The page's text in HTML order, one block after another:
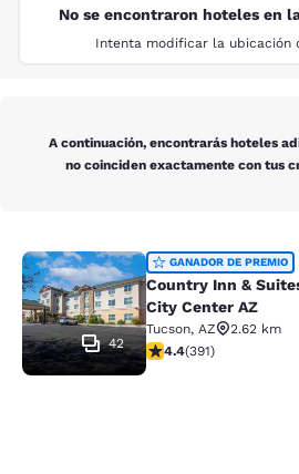
No se encontraron hoteles en
Intenta modificar la ubicación
A continuación, encontrarás hoteles
no coinciden exactamente con tus
Country Inn & Suites
42
GANADOR DE PREMIO
Country Inn &
City Center AZ
Tucson, AZ
2.62 km
calificación de 4.4
4.4(391)